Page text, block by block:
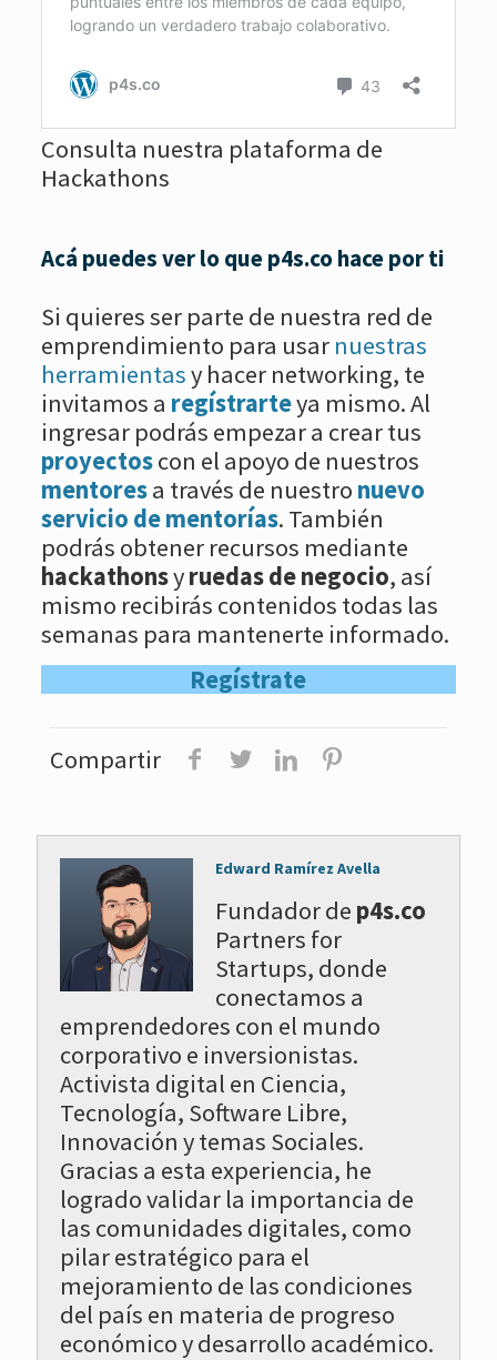
Consulta nuestra plataforma de
Hackathons
Acá puedes ver lo que p4s.co hace por ti
Si quieres ser parte de nuestra red de
emprendimiento para usar nuestras
herramientasy hacer networking, te
invitamos a regístrarteya mismo. Al
ingresar podrás empezar a crear tus
proyectoscon el apoyo de nuestros
mentoresa través de nuestro nuevo
servicio de mentorías. También
podrás obtener recursos mediante
hackathonsyruedas de negocio, así
mismo recibirás contenidos todas las
semanas para mantenerte informado.
Regístrate
Compartir
Edward Ramírez Avella
Fundador de p4s.co
Partners for
Startups, donde
conectamos a
emprendedores con el mundo
corporativo e inversionistas.
Activista digital en Ciencia,
Tecnología, Software Libre,
Innovación y temas Sociales.
Gracias a esta experiencia, he
logrado validar la importancia de
las comunidades digitales, como
pilar estratégico para el
mejoramiento de las condiciones
del país en materia de progreso
económico y desarrollo académico.